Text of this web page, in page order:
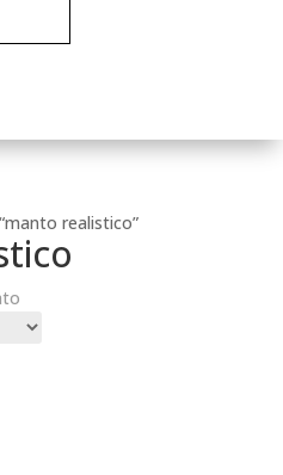
realistico”